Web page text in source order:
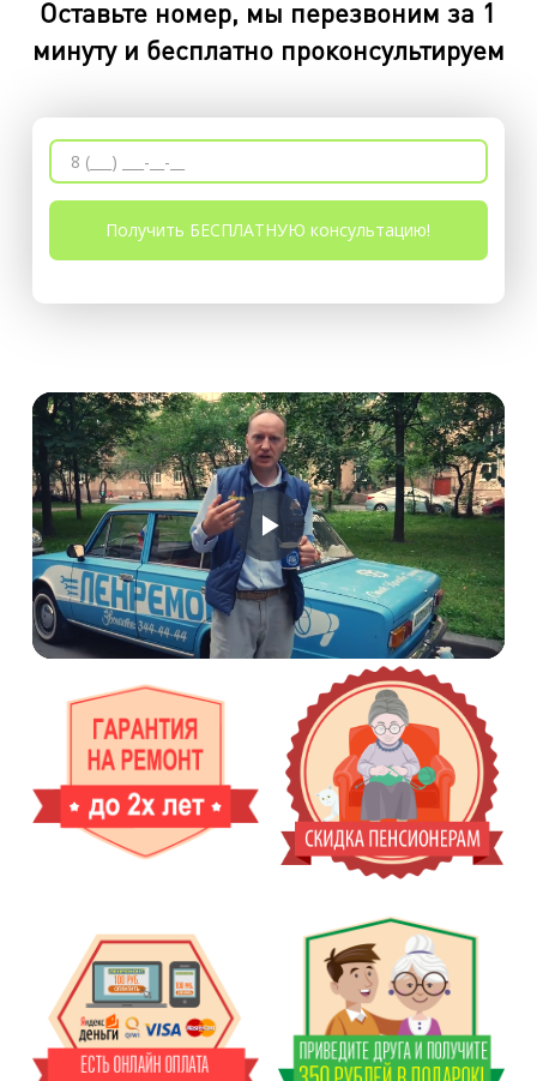
Оставьте номер, мы перезвоним за 1
минуту и бесплатно проконсультируем